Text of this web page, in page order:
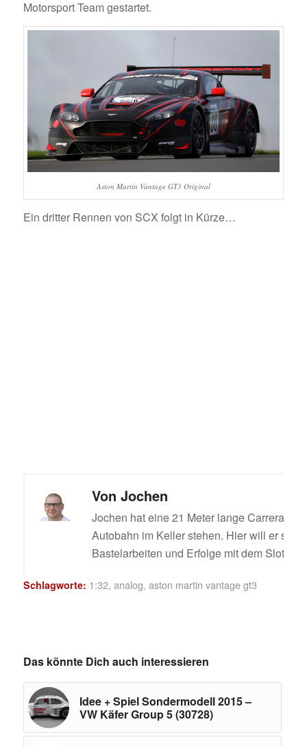
Motorsport Team gestartet.
Aston Martin Vantage GT3 Original
Ein dritter Rennen von SCX folgt in Kürze…
Von Jochen
Jochen hat eine 21 Meter lange Carrera
Autobahn im Keller stehen. Hier will er
Bastelarbeiten und Erfolge mit dem Slotcar
Schlagworte: 1:32, analog, aston martin vantage gt3
Das könnte Dich auch interessieren
Idee + Spiel Sondermodell 2015 –
VW Käfer Group 5 (30728)